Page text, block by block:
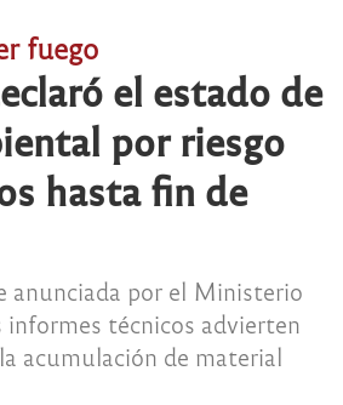
fuego
el estado de
por riesgo
hasta fin de
anunciada por el Ministerio
informes técnicos advierten
acumulación de material